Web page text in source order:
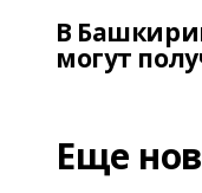
В
могут
Еще